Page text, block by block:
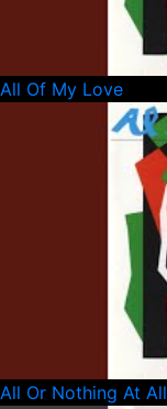
All Of My Love
All Or Nothing At All